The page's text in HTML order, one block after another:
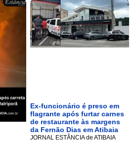
Ex-funcionário é preso em
flagrante após furtar carnes
de restaurante às margens
da Fernão Dias em Atibaia
JORNAL ESTÂNCIA de ATIBAIA